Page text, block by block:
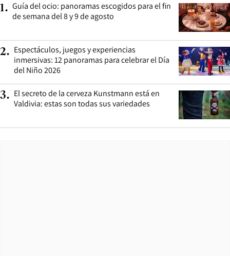
1. Guía del ocio: panoramas escogidos para el fin
de semana del 8 y 9 de agosto
2. Espectáculos, juegos y experiencias
inmersivas: 12 panoramas para celebrar el Día
del Niño 2026
3. El secreto de la cerveza Kunstmann está en
Valdivia: estas son todas sus variedades